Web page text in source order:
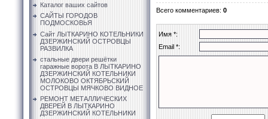
Каталог ваших сайтов
САЙТЫ ГОРОДОВ
ПОДМОСКОВЬЯ
Сайт ЛЫТКАРИНО КОТЕЛЬНИКИ
ДЗЕРЖИНСКИЙ ОСТРОВЦЫ
РАЗВИЛКА
стальные двери решётки
гаражные ворота В ЛЫТКАРИНО
ДЗЕРЖИНСКИЙ КОТЕЛЬНИКИ
МОЛОКОВО ОКТЯБРЬСКИЙ
ОСТРОВЦЫ МЯЧКОВО ВИДНОЕ
РЕМОНТ МЕТАЛЛИЧЕСКИХ
ДВЕРЕЙ В ЛЫТКАРИНО
ДЗЕРЖИНСКИЙ КОТЕЛЬНИКИ
Всего комментариев: 0
Имя *:
Email *: